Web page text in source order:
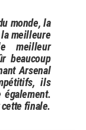
monde, la
meilleure
meilleur
beaucoup
Arsenal
ils
également.
finale.